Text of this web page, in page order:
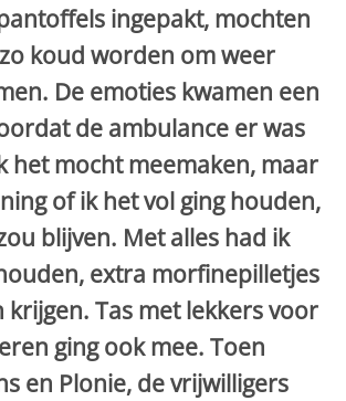
ingepakt, mochten
koud worden om weer
De emoties kwamen een
de ambulance er was
het mocht meemaken, maar
of ik het vol ging houden,
blijven. Met alles had ik
extra morfinepilletjes
krijgen. Tas met lekkers voor
ging ook mee. Toen
en Plonie, de vrijwilligers